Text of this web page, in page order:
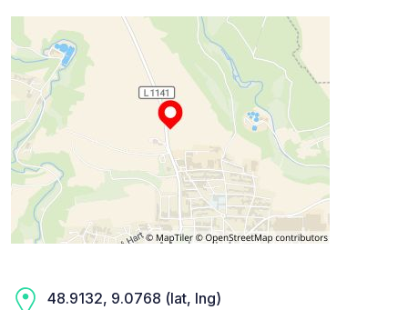
48.9132, 9.0768 (lat, lng)